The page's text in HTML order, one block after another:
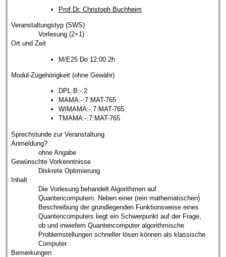
Prof.Dr. Christoph Buchheim
Veranstaltungstyp (SWS)
Vorlesung (2+1)
Ort und Zeit
M/E25 Do 12:00 2h
Modul-Zugehörigkeit (ohne Gewähr)
DPL:B:-:2
MAMA:-:7:MAT-765
WIMAMA:-:7:MAT-765
TMAMA:-:7:MAT-765
Sprechstunde zur Veranstaltung
Anmeldung?
ohne Angabe
Gewünschte Vorkenntnisse
Diskrete Optimierung
Inhalt
Die Vorlesung behandelt Algorithmen auf
Quantencomputern. Neben einer (rein mathematischen)
Beschreibung der grundlegenden Funktionsweise eines
Quantencomputers liegt ein Schwerpunkt auf der Frage,
ob und inwiefern Quantencomputer algorithmische
Problemstellungen schneller lösen können als klassische
Computer.
Bemerkungen